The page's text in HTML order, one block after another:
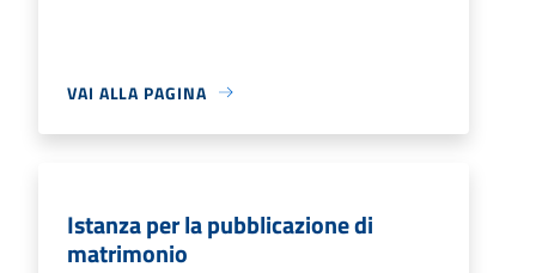
VAI ALLA PAGINA
Istanza per la pubblicazione di
matrimonio